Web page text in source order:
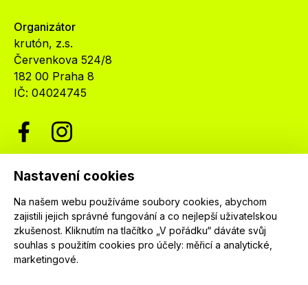
Nastavení cookies
Na našem webu používáme soubory cookies, abychom
zajistili jejich správné fungování a co nejlepší uživatelskou
zkušenost. Kliknutím na tlačítko „V pořádku“ dáváte svůj
souhlas s použitím cookies pro účely: měřicí a analytické,
marketingové.
Organizátor
krutón, z.s.
Červenkova 524/8
182 00 Praha 8
IČ: 04024745
Newsletter
Nenechte si ujít nejnovější informace o festivalu.
Přihlaste se k našemu newsletteru a dostávejte
informace o našich programech jako první.